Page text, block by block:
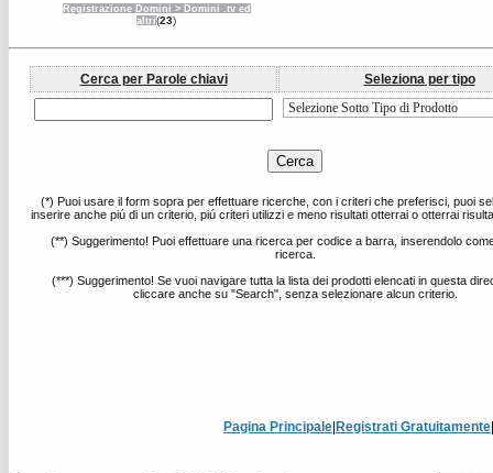
Registrazione Domini > Domini .tv ed
altri(23)
Cerca per Parole chiavi Seleziona per tipo
(*) Puoi usare il form sopra per effettuare ricerche, con i criteri che preferisci, puoi
inserire anche piú di un criterio, piú criteri utilizzi e meno risultati otterrai o otterrai
(**) Suggerimento! Puoi effettuare una ricerca per codice a barra, inserendolo
ricerca.
(***) Suggerimento! Se vuoi navigare tutta la lista dei prodotti elencati in questa
cliccare anche su "Search", senza selezionare alcun criterio.
Pagina Principale Registrati Gratuitamente